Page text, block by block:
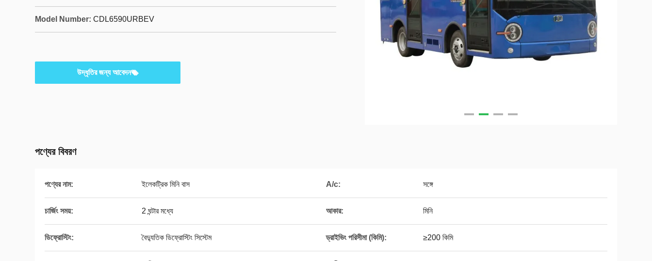
Model Number: CDL6590URBEV
উদ্ধৃতির জন্য আবেদন
পণ্যের বিবরণ
পণ্যের নাম: ইলেকট্রিক মিনি বাস A/c: সঙ্গে
চার্জিং সময়: 2 ঘন্টার মধ্যে আকার: মিনি
ডিফ্রোস্টিং: বৈদ্যুতিক ডিফ্রোস্টিং সিস্টেম ড্রাইভিং পরিসীমা (কিমি): ≥200 কিমি